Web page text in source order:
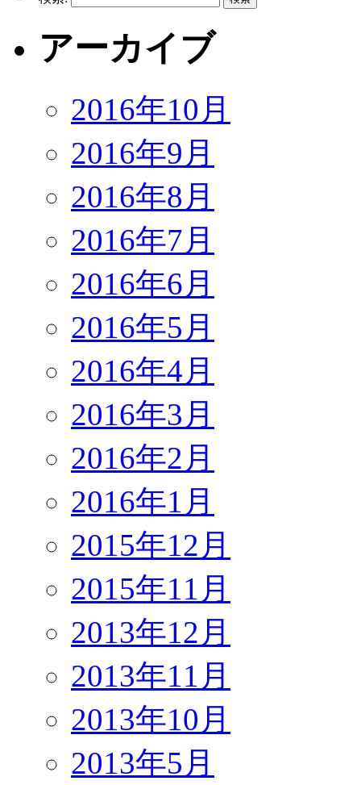
アーカイブ
2016年10月
2016年9月
2016年8月
2016年7月
2016年6月
2016年5月
2016年4月
2016年3月
2016年2月
2016年1月
2015年12月
2015年11月
2013年12月
2013年11月
2013年10月
2013年5月